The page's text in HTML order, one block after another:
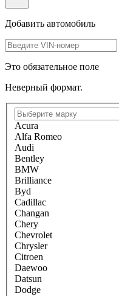
Добавить автомобиль
Это обязательное поле
Неверный формат.
Acura
Alfa Romeo
Audi
Bentley
BMW
Brilliance
Byd
Cadillac
Changan
Chery
Chevrolet
Chrysler
Citroen
Daewoo
Datsun
Dodge